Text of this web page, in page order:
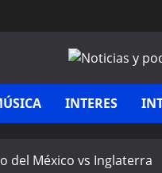
INTERES
del México vs Inglaterra